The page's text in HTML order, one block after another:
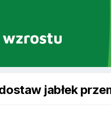
jabłek